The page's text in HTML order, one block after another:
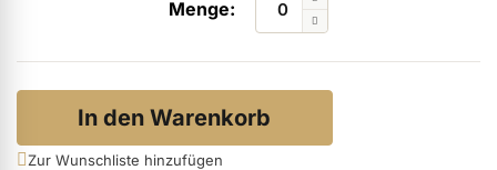
In den Warenkorb
Zur Wunschliste hinzufügen